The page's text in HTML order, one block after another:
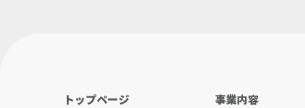
トップページ
事業内容